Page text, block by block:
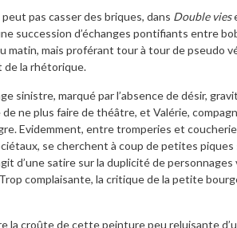
pas casser des briques, dans Double vies
succession d’échanges pontifiants entre
matin, mais proférant tour à tour de pseudo
de la rhétorique.
sinistre, marqué par l’absence de désir,
ne plus faire de théâtre, et Valérie,
Evidemment, entre tromperies et
se cherchent à coup de petites
d’une satire sur la duplicité de
complaisante, la critique de la petite
la croûte de cette peinture peu reluisante